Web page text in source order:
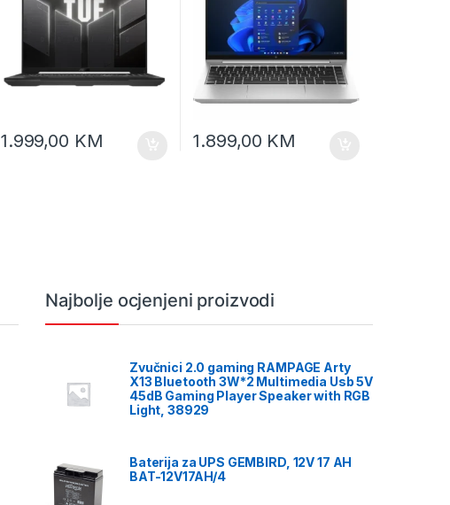
1.999,00 KM 1.899,00 KM
Najbolje ocjenjeni proizvodi
Zvučnici 2.0 gaming RAMPAGE Arty
X13 Bluetooth 3W*2 Multimedia Usb 5V
45dB Gaming Player Speaker with RGB
Light, 38929
Baterija za UPS GEMBIRD, 12V 17 AH
BAT-12V17AH/4